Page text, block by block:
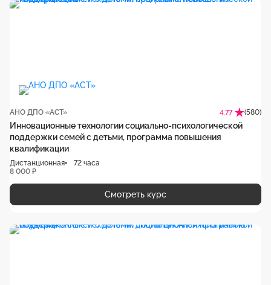
АНО ДПО «АСТ» 4.77 (580)
Инновационные технологии социально-психологической
поддержки семей с детьми, программа повышения
квалификации
Дистанционная
72 часа
8 000 ₽
Смотреть курс